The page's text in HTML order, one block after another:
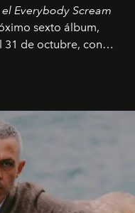
el Everybody Scream
sexto álbum,
31 de octubre, con
abril del próximo